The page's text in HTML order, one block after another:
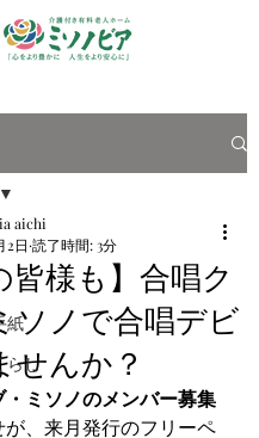
紙
らし
皆様も】合唱ク
ソノで合唱デビ
せんか？
aichi
2日 読了時間: 3分
ミソノのメンバー募集
、来月発行のフリーペ